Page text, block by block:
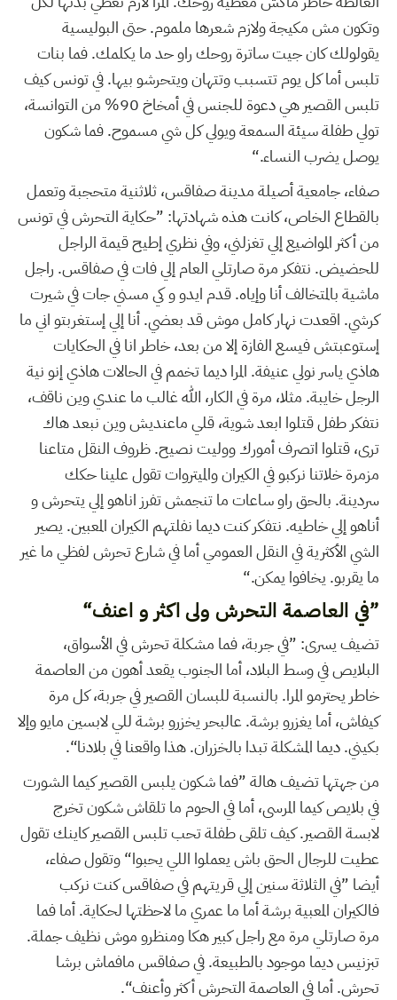
وتكون مش مكيجة ولازم شعرها ملموم. حتى البوليسية
يقولولك كان جيت ساترة روحك راو حد ما يكلمك. فما بنات
تلبس أما كل يوم تتسبب وتتهان ويتحرشو بيها. في تونس كيف
تلبس القصير هي دعوة للجنس في أمخاخ 90% من التوانسة،
تولي طفلة سيئة السمعة ويولي كل شي مسموح. فما شكون
يوصل يضرب النساء.“
صفاء، جامعية أصيلة مدينة صفاقس، ثلاثنية متحجبة وتعمل
بالقطاع الخاص، كانت هذه شهادتها: ”حكاية التحرش في تونس
من أكثر المواضيع إلي تغزلني، وفي نظري إطيح قيمة الراجل
للحضيض. نتفكر مرة صارتلي العام إلي فات في صفاقس. راجل
ماشية بالمتخالف أنا وإياه. قدم ايدو و كي مسني جات في شيرت
كرشي. اقعدت نهار كامل موش قد بعضي. أنا إلي إستغربتو اني ما
إستوعبتش فيسع الفازة إلا من بعد، خاطر انا في الحكايات
هاذي ياسر نولي عنيفة. المرا ديما تخمم في الحالات هاذي إنو نية
الرجل خايبة. مثلا، مرة في الكار، الله غالب ما عندي وين ناقف،
نتفكر طفل قتلوا ابعد شوية، قلي ماعنديش وين نبعد هاك
ترى، قتلوا اتصرف أمورك ووليت نصيح. ظروف النقل متاعنا
مزمرة خلاتنا نركبو في الكيران والميتروات تقول علينا حكك
سردينة. بالحق راو ساعات ما تنجمش تفرز اناهو إلي يتحرش و
أناهو إلي خاطيه. نتفكر كنت ديما نفلتهم الكيران المعبين. يصير
الشي الأكثرية في النقل العمومي أما في شارع تحرش لفظي ما غير
ما يقربو. يخافوا يمكن.“
”في العاصمة التحرش ولى اكثر و اعنف“
تضيف يسرى: ”في جربة، فما مشكلة تحرش في الأسواق،
البلايص في وسط البلاد، أما الجنوب يقعد أهون من العاصمة
خاطر يحترمو المرا. بالنسبة للبسان القصير في جربة، كل مرة
كيفاش، أما يغزرو برشة. عالبحر يخزرو برشة للي لابسين مايو وإلا
بكيني. ديما المشكلة تبدا بالخزران. هذا واقعنا في بلادنا“.
من جهتها تضيف هالة ”فما شكون يلبس القصير كيما الشورت
في بلايص كيما المرسى، أما في الحوم ما تلقاش شكون تخرج
لابسة القصير. كيف تلقى طفلة تحب تلبس القصير كاينك تقول
عطيت للرجال الحق باش يعملوا اللي يحبوا“ وتقول صفاء،
أيضا ”في الثلاثة سنين إلي قريتهم في صفاقس كنت نركب
فالكيران المعبية برشة أما ما عمري ما لاحظتها لحكاية. أما فما
مرة صارتلي مرة مع راجل كبير هكا ومنظرو موش نظيف جملة.
تبزنيس ديما موجود بالطبيعة. في صفاقس مافماش برشا
تحرش. أما في العاصمة التحرش أكثر وأعنف“.